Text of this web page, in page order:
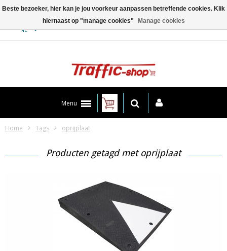
NL
Menu
Home Tags oprijplaat
Producten getagd met oprijplaat
Beste bezoeker, hier kan je jou voorkeur aanpassen betreffende cookies. Klik
hiernaast op "manage cookies"
Manage cookies